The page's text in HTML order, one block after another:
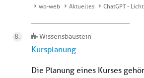
wb-web Aktuelles ChatGPT -
Wissensbaustein
Kursplanung
Die Planung eines Kurses